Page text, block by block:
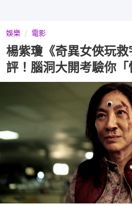
娛樂 電影
楊紫瓊《奇異女俠玩
評！腦洞大開考驗你「